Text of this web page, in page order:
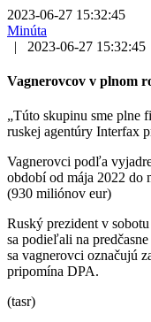
2023-06-27 15:32:45
Minúta
|
2023-06-27 15:32:45
Vagnerovcov v plnom
„Túto skupinu sme plne
ruskej agentúry Interfax
Vagnerovci podľa
období od mája 2022 do
(930 miliónov eur)
Ruský prezident v
sa podieľali na
sa vagnerovci označujú
pripomína DPA.
(tasr)